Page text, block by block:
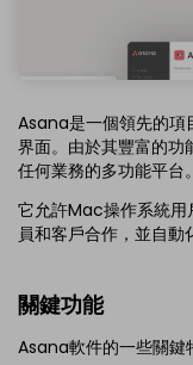
Asana是一個領先的項
界面。由於其豐富的功
任何業務的多功能平台。
它允許Mac操作系統用
員和客戶合作，並自動
關鍵功能
Asana軟件的一些關鍵